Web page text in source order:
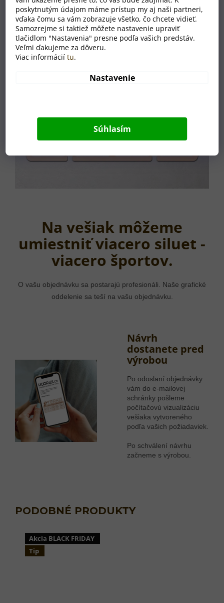
poskytnutým údajom máme prístup my aj naši partneri,
vďaka čomu sa vám zobrazuje všetko, čo chcete vidieť.
Samozrejme si taktiež môžete nastavenie upraviť
tlačidlom "Nastavenia" presne podľa vašich predstáv.
Veľmi ďakujeme za dôveru.
Viac informáciítu.
Nastavenie
Súhlasím
Na vešiak môžeme
umiestniť viacero siluet -
viacero športov.
O vašu objednávku sa postarajú profesionáli. Naše grafické
oddelenie sa teší na vašu objednávku.
Návrh
dostanete pred
výrobou
Po odoslaní objednávky
vám do e-mailovej
schránky pošleme
počítačovú vizualizáciu
vešiaka vytvoreného
podľa vašich požiadaviek.
Po schválení návrhu
začneme s výrobou.
Akcia BLACK FRIDAY
Tip